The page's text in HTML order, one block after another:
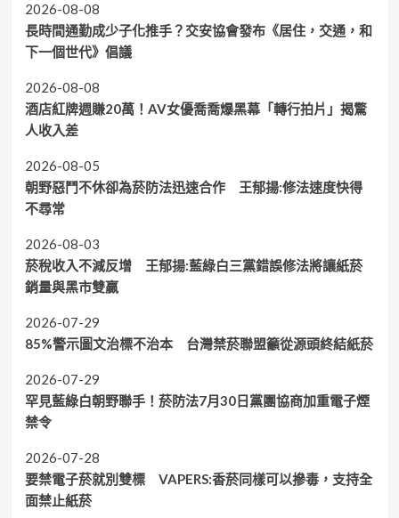
2026-08-08
長時間通勤成少子化推手？交安協會發布《居住，交通，和
下一個世代》倡議
2026-08-08
酒店紅牌週賺20萬！AV女優喬喬爆黑幕「轉行拍片」揭驚
人收入差
2026-08-05
朝野惡鬥不休卻為菸防法迅速合作 王郁揚:修法速度快得
不尋常
2026-08-03
菸稅收入不減反增 王郁揚:藍綠白三黨錯誤修法將讓紙菸
銷量與黑市雙贏
2026-07-29
85%警示圖文治標不治本 台灣禁菸聯盟籲從源頭終結紙菸
2026-07-29
罕見藍綠白朝野聯手！菸防法7月30日黨團協商加重電子煙
禁令
2026-07-28
要禁電子菸就別雙標 VAPERS:香菸同樣可以摻毒，支持全
面禁止紙菸